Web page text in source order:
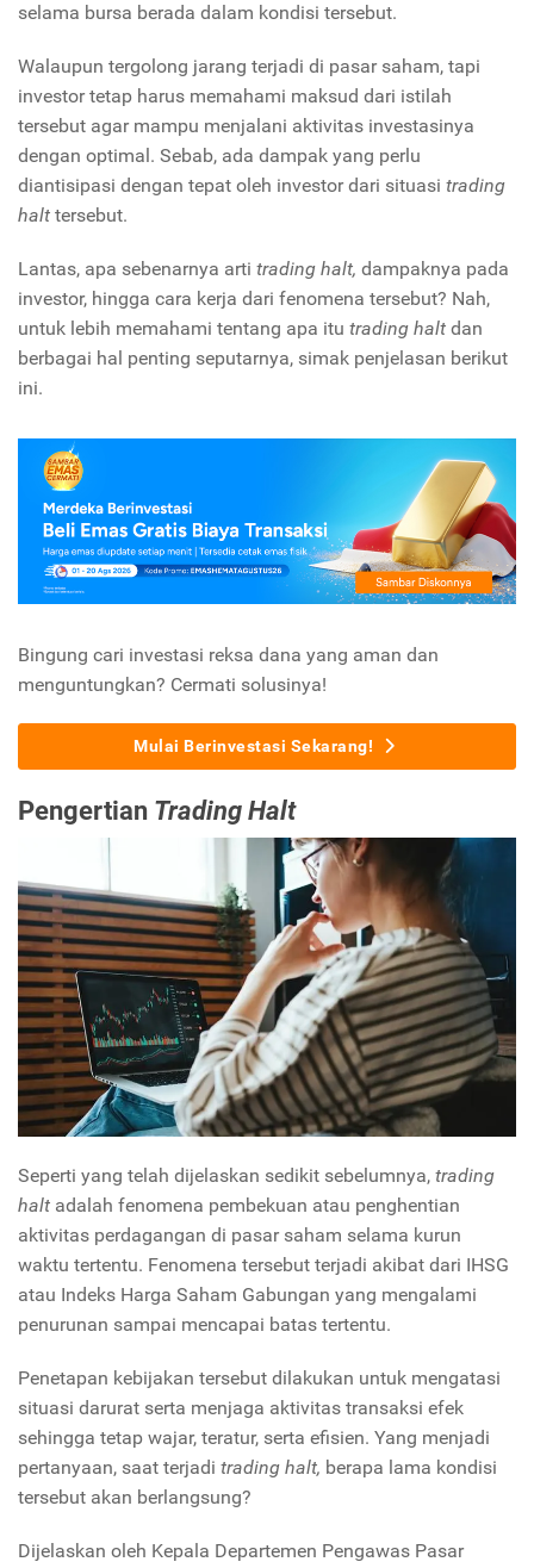
selama bursa berada dalam kondisi tersebut.
Walaupun tergolong jarang terjadi di pasar saham, tapi
investor tetap harus memahami maksud dari istilah
tersebut agar mampu menjalani aktivitas investasinya
dengan optimal. Sebab, ada dampak yang perlu
diantisipasi dengan tepat oleh investor dari situasi trading
halt tersebut.
Lantas, apa sebenarnya arti trading halt, dampaknya pada
investor, hingga cara kerja dari fenomena tersebut? Nah,
untuk lebih memahami tentang apa itu trading halt dan
berbagai hal penting seputarnya, simak penjelasan berikut
ini.
Bingung cari investasi reksa dana yang aman dan
menguntungkan? Cermati solusinya!
Mulai Berinvestasi Sekarang!
Pengertian Trading Halt
Seperti yang telah dijelaskan sedikit sebelumnya, trading
halt adalah fenomena pembekuan atau penghentian
aktivitas perdagangan di pasar saham selama kurun
waktu tertentu. Fenomena tersebut terjadi akibat dari IHSG
atau Indeks Harga Saham Gabungan yang mengalami
penurunan sampai mencapai batas tertentu.
Penetapan kebijakan tersebut dilakukan untuk mengatasi
situasi darurat serta menjaga aktivitas transaksi efek
sehingga tetap wajar, teratur, serta efisien. Yang menjadi
pertanyaan, saat terjadi trading halt, berapa lama kondisi
tersebut akan berlangsung?
Dijelaskan oleh Kepala Departemen Pengawas Pasar